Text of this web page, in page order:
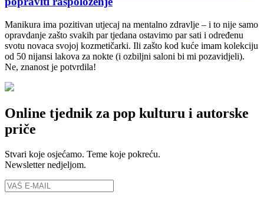
Manikura ima pozitivan utjecaj na mentalno zdravlje – i to nije samo
opravdanje zašto svakih par tjedana ostavimo par sati i određenu
svotu novaca svojoj kozmetičarki. Ili zašto kod kuće imam kolekciju
od 50 nijansi lakova za nokte (i ozbiljni saloni bi mi pozavidjeli).
Ne, znanost je potvrdila!
Online tjednik za pop kulturu i autorske
priče
Stvari koje osjećamo. Teme koje pokreću.
Newsletter nedjeljom.